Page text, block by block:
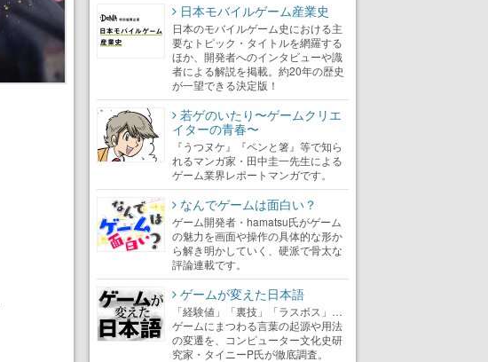
日本モバイルゲーム産業史
日本のモバイルゲーム史における主
要なトピック・タイトルを網羅する
ほか、開発者へのインタビューや識
者による解説を掲載。約20年の歴史
が一望できる決定版！
若ゲのいたり〜ゲームクリエ
イターの青春〜
『うつヌケ』『ペンと箸』等で知ら
れるマンガ家・田中圭一先生による
ゲーム業界レポートマンガです。
なんでゲームは面白い？
ゲーム開発者・hamatsu氏がゲーム
の魅力を画面や操作の具体的な形か
ら解き明かしていく、硬派で骨太な
評論連載です。
ゲームが変えた日本語
「経験値」「裏技」「ラスボス」…
ゲームにまつわる言葉の起源や用法
の変遷を、コンピューター文化史研
究家・タイニーP氏が徹底調査。